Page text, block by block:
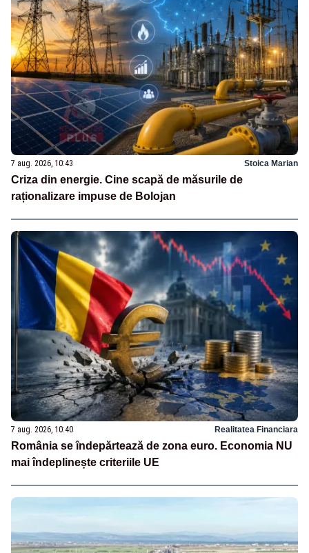
7 aug. 2026, 10:43 Stoica Marian
Criza din energie. Cine scapă de măsurile de
raționalizare impuse de Bolojan
7 aug. 2026, 10:40 Realitatea Financiara
România se îndepărtează de zona euro. Economia NU
mai îndeplinește criteriile UE